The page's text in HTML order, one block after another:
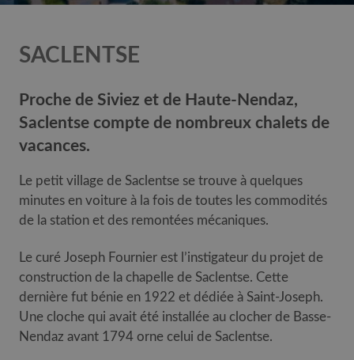
SACLENTSE
Proche de Siviez et de Haute-Nendaz,
Saclentse compte de nombreux chalets de
vacances.
Le petit village de Saclentse se trouve à quelques
minutes en voiture à la fois de toutes les commodités
de la station et des remontées mécaniques.
Le curé Joseph Fournier est l’instigateur du projet de
construction de la chapelle de Saclentse. Cette
dernière fut bénie en 1922 et dédiée à Saint-Joseph.
Une cloche qui avait été installée au clocher de Basse-
Nendaz avant 1794 orne celui de Saclentse.